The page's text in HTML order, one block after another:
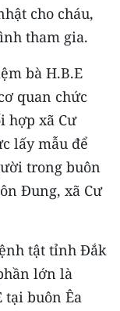
cho cháu,
tham gia.
bà H.B.E
quan chức
hợp xã Cư
lấy mẫu để
trong buôn
Đung, xã Cư
tật tỉnh Đắk
lớn là
tại buôn Êa